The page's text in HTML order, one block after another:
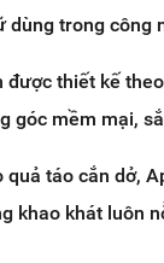
dùng trong công
được thiết kế
góc mềm mại,
quả táo cắn dở,
khao khát luôn